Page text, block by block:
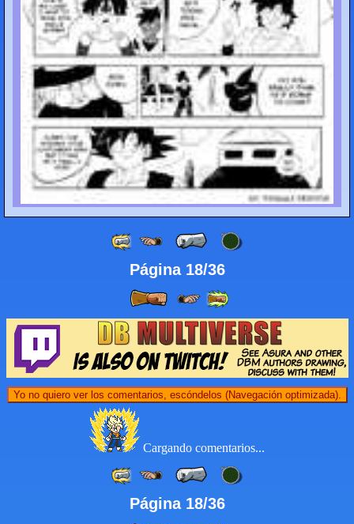
Página 18/36
Yo no quiero ver los comentarios, escóndelos (Navegación optimizada).
Cargando comentarios...
Página 18/36